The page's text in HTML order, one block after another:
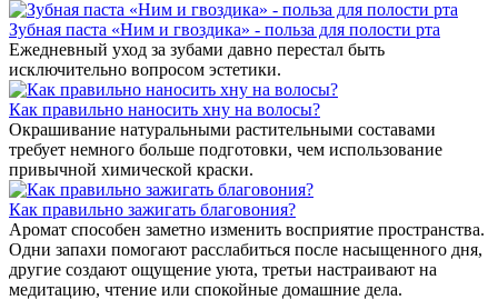
Зубная паста «Ним и гвоздика» - польза для полости рта
Ежедневный уход за зубами давно перестал быть
исключительно вопросом эстетики.
Как правильно наносить хну на волосы?
Окрашивание натуральными растительными составами
требует немного больше подготовки, чем использование
привычной химической краски.
Как правильно зажигать благовония?
Аромат способен заметно изменить восприятие пространства.
Одни запахи помогают расслабиться после насыщенного дня,
другие создают ощущение уюта, третьи настраивают на
медитацию, чтение или спокойные домашние дела.